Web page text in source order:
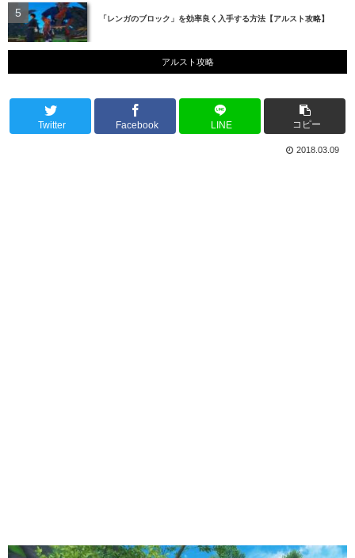
「レンガのブロック」を効率良く入手する方法【アルスト攻略】
アルスト攻略
Twitter Facebook LINE コピー
2018.03.09